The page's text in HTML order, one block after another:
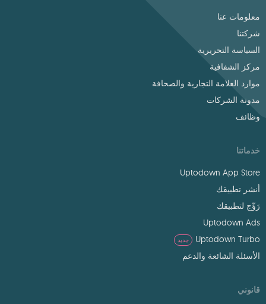
معلومات عنا
شركتنا
السياسة التحريرية
مركز الشفافية
موارد العلامة التجارية والصحافة
مدونة الشركات
وظائف
خدماتنا
Uptodown App Store
أنشر تطبيقك
رَوِّج لتطبيقك
Uptodown Ads
Uptodown Turbo
جديد
الأسئلة الشائعة والدعم
قانوني